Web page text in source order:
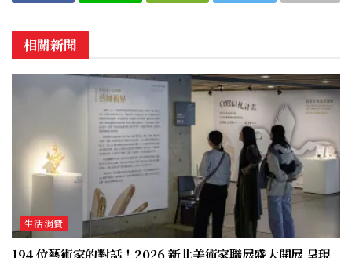
相關新聞
生活消費
194 位藝術家的對話！2026 新北美術家聯展盛大開展 呈現